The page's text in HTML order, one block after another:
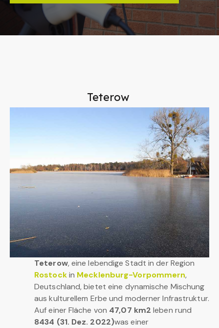
Teterow
Teterow, eine lebendige Stadt in der Region
Rostockin Mecklenburg-Vorpommern,
Deutschland, bietet eine dynamische Mischung
aus kulturellem Erbe und moderner Infrastruktur.
Auf einer Fläche von 47,07 km2 leben rund
8434 (31. Dez. 2022)was einer